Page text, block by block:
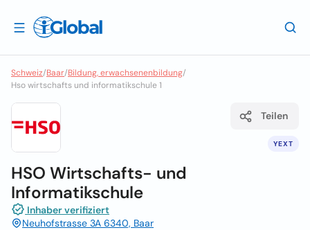
Schweiz/Baar/Bildung, erwachsenenbildung/
Hso wirtschafts und informatikschule 1
YEXT
Teilen
HSO Wirtschafts- und
Informatikschule
Inhaber verifiziert
Neuhofstrasse 3A 6340, Baar